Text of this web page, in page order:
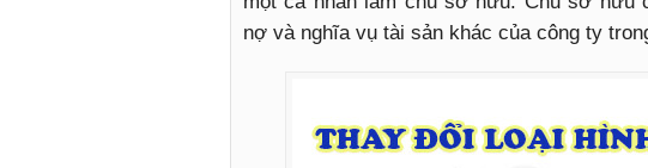
nợ và nghĩa vụ tài sản khác của công ty